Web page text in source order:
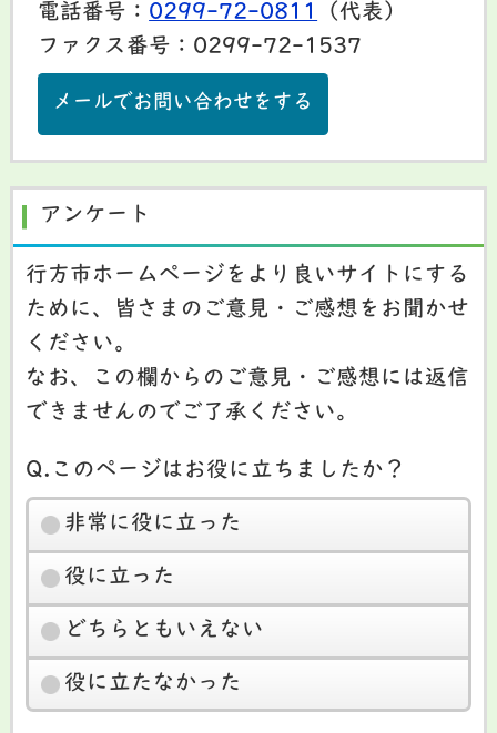
電話番号： 0299-72-0811
（代表）
ファクス番号：0299-72-1537
メールでお問い合わせをする
アンケート
行方市ホームページをより良いサイトにする
ために、皆さまのご意見・ご感想をお聞かせ
ください。
なお、この欄からのご意見・ご感想には返信
できませんのでご了承ください。
Q.このページはお役に立ちましたか？
非常に役に立った
役に立った
どちらともいえない
役に立たなかった